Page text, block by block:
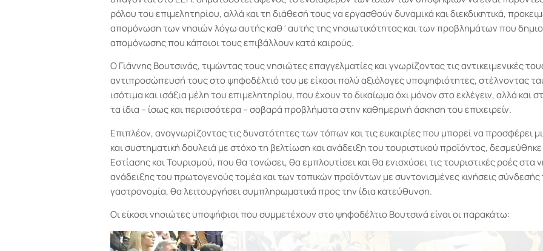
ρόλου του επιμελητηρίου, αλλά και τη διάθεσή τους να εργασθούν δυναμικά και διεκδικητικά,
απομόνωση των νησιών λόγω αυτής καθ΄αυτής της νησιωτικότητας και των προβλημάτων που
απομόνωσης που κάποιοι τους επιβάλλουν κατά καιρούς.
Ο Γιάννης Βουτσινάς, τιμώντας τους νησιώτες επαγγελματίες και γνωρίζοντας τις αντικειμενικές
αντιπροσώπευσή τους στο ψηφοδέλτιό του με είκοσι πολύ αξιόλογες υποψηφιότητες, στέλνοντας
ισότιμα και ισάξια μέλη του επιμελητηρίου, που έχουν το δικαίωμα όχι μόνον στο εκλέγειν, αλλά και
τα ίδια – ίσως και περισσότερα – σοβαρά προβλήματα στην καθημερινή άσκηση του επιχειρείν.
Επιπλέον, αναγνωρίζοντας τις δυνατότητες των τόπων και τις ευκαιρίες που μπορεί να προσφέρει
και συστηματική δουλειά με στόχο τη βελτίωση και ανάδειξη του τουριστικού προϊόντος,
Εστίασης και Τουρισμού, που θα τονώσει, θα εμπλουτίσει και θα ενισχύσει τις τουριστικές ροές
ανάδειξης του πρωτογενούς τομέα και των τοπικών προϊόντων με συντονισμένες κινήσεις σύνδεσής
γαστρονομία, θα λειτουργήσει συμπληρωματικά προς την ίδια κατεύθυνση.
Οι είκοσι νησιώτες υποψήφιοι που συμμετέχουν στο ψηφοδέλτιο Βουτσινά είναι οι παρακάτω: